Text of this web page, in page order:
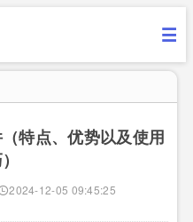
特点、优势以及使用
2024-12-05 09:45:25